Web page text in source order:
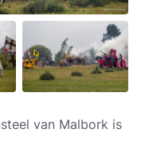
van Malbork is